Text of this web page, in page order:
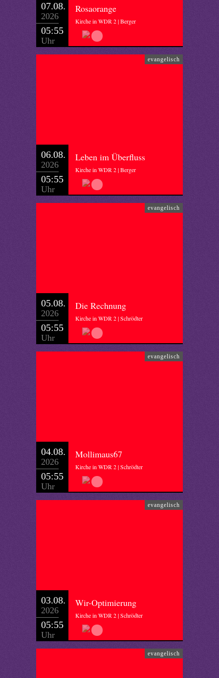
07.08.
2026
05:55
Uhr
Rosaorange
Kirche in WDR 2 | Berger
evangelisch
06.08.
2026
05:55
Uhr
Leben im Überfluss
Kirche in WDR 2 | Berger
evangelisch
05.08.
2026
05:55
Uhr
Die Rechnung
Kirche in WDR 2 | Schrödter
evangelisch
04.08.
2026
05:55
Uhr
Mollimaus67
Kirche in WDR 2 | Schrödter
evangelisch
03.08.
2026
05:55
Uhr
Wir-Optimierung
Kirche in WDR 2 | Schrödter
evangelisch